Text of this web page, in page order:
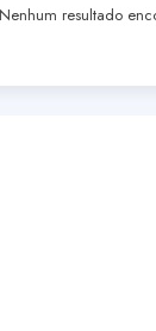
Nenhum resultado